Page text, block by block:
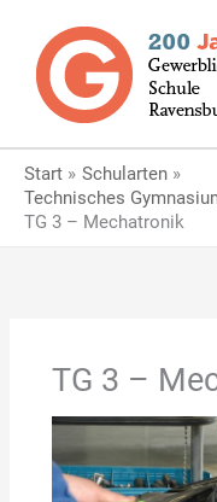
Inhalt
springen
Start
Schularten
Technisches
TG 3 – Mechatronik
TG 3 –